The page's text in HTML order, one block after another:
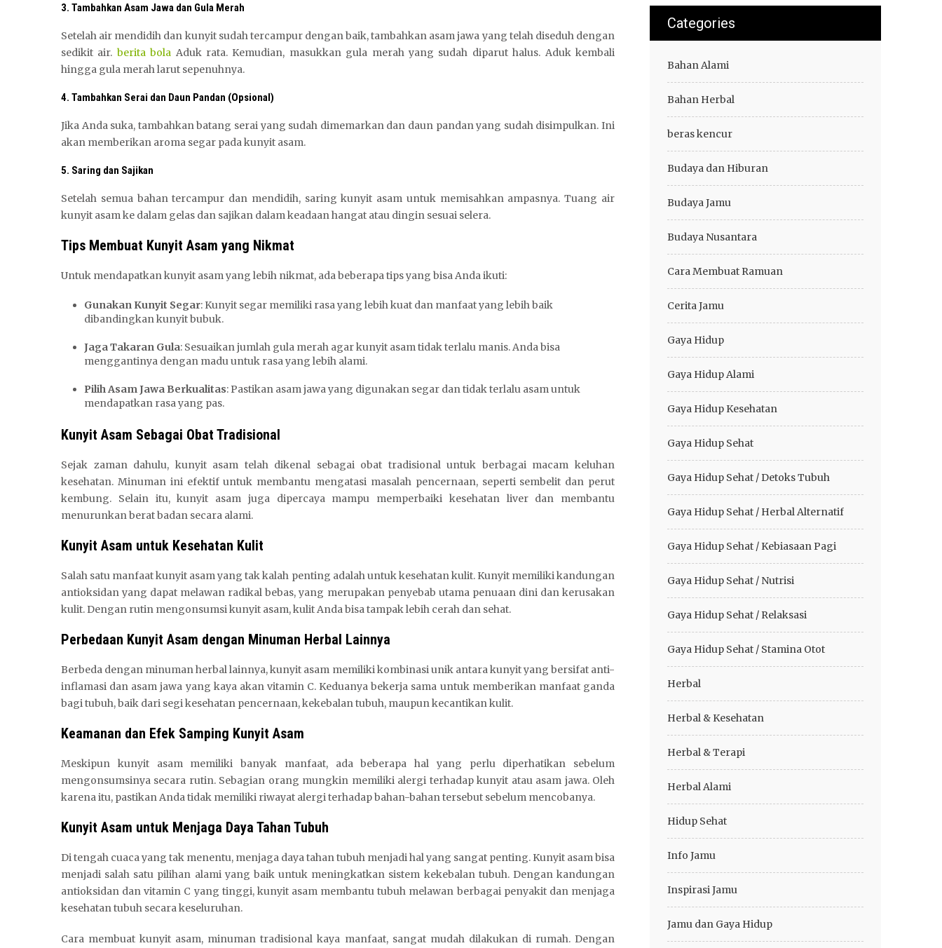
3. Tambahkan Asam Jawa dan Gula Merah
Setelah air mendidih dan kunyit sudah tercampur dengan baik, tambahkan asam jawa yang telah diseduh dengan
sedikit air. berita bola Aduk rata. Kemudian, masukkan gula merah yang sudah diparut halus. Aduk kembali
hingga gula merah larut sepenuhnya.
4. Tambahkan Serai dan Daun Pandan (Opsional)
Jika Anda suka, tambahkan batang serai yang sudah dimemarkan dan daun pandan yang sudah disimpulkan. Ini
akan memberikan aroma segar pada kunyit asam.
5. Saring dan Sajikan
Setelah semua bahan tercampur dan mendidih, saring kunyit asam untuk memisahkan ampasnya. Tuang air
kunyit asam ke dalam gelas dan sajikan dalam keadaan hangat atau dingin sesuai selera.
Tips Membuat Kunyit Asam yang Nikmat
Untuk mendapatkan kunyit asam yang lebih nikmat, ada beberapa tips yang bisa Anda ikuti:
Gunakan Kunyit Segar: Kunyit segar memiliki rasa yang lebih kuat dan manfaat yang lebih baik
dibandingkan kunyit bubuk.
Jaga Takaran Gula: Sesuaikan jumlah gula merah agar kunyit asam tidak terlalu manis. Anda bisa
menggantinya dengan madu untuk rasa yang lebih alami.
Pilih Asam Jawa Berkualitas: Pastikan asam jawa yang digunakan segar dan tidak terlalu asam untuk
mendapatkan rasa yang pas.
Kunyit Asam Sebagai Obat Tradisional
Sejak zaman dahulu, kunyit asam telah dikenal sebagai obat tradisional untuk berbagai macam keluhan
kesehatan. Minuman ini efektif untuk membantu mengatasi masalah pencernaan, seperti sembelit dan perut
kembung. Selain itu, kunyit asam juga dipercaya mampu memperbaiki kesehatan liver dan membantu
menurunkan berat badan secara alami.
Kunyit Asam untuk Kesehatan Kulit
Salah satu manfaat kunyit asam yang tak kalah penting adalah untuk kesehatan kulit. Kunyit memiliki kandungan
antioksidan yang dapat melawan radikal bebas, yang merupakan penyebab utama penuaan dini dan kerusakan
kulit. Dengan rutin mengonsumsi kunyit asam, kulit Anda bisa tampak lebih cerah dan sehat.
Perbedaan Kunyit Asam dengan Minuman Herbal Lainnya
Berbeda dengan minuman herbal lainnya, kunyit asam memiliki kombinasi unik antara kunyit yang bersifat anti-
inflamasi dan asam jawa yang kaya akan vitamin C. Keduanya bekerja sama untuk memberikan manfaat ganda
bagi tubuh, baik dari segi kesehatan pencernaan, kekebalan tubuh, maupun kecantikan kulit.
Keamanan dan Efek Samping Kunyit Asam
Meskipun kunyit asam memiliki banyak manfaat, ada beberapa hal yang perlu diperhatikan sebelum
mengonsumsinya secara rutin. Sebagian orang mungkin memiliki alergi terhadap kunyit atau asam jawa. Oleh
karena itu, pastikan Anda tidak memiliki riwayat alergi terhadap bahan-bahan tersebut sebelum mencobanya.
Kunyit Asam untuk Menjaga Daya Tahan Tubuh
Di tengah cuaca yang tak menentu, menjaga daya tahan tubuh menjadi hal yang sangat penting. Kunyit asam bisa
menjadi salah satu pilihan alami yang baik untuk meningkatkan sistem kekebalan tubuh. Dengan kandungan
antioksidan dan vitamin C yang tinggi, kunyit asam membantu tubuh melawan berbagai penyakit dan menjaga
kesehatan tubuh secara keseluruhan.
Cara membuat kunyit asam, minuman tradisional kaya manfaat, sangat mudah dilakukan di rumah. Dengan
Categories
Bahan Alami
Bahan Herbal
beras kencur
Budaya dan Hiburan
Budaya Jamu
Budaya Nusantara
Cara Membuat Ramuan
Cerita Jamu
Gaya Hidup
Gaya Hidup Alami
Gaya Hidup Kesehatan
Gaya Hidup Sehat
Gaya Hidup Sehat / Detoks Tubuh
Gaya Hidup Sehat / Herbal Alternatif
Gaya Hidup Sehat / Kebiasaan Pagi
Gaya Hidup Sehat / Nutrisi
Gaya Hidup Sehat / Relaksasi
Gaya Hidup Sehat / Stamina Otot
Herbal
Herbal & Kesehatan
Herbal & Terapi
Herbal Alami
Hidup Sehat
Info Jamu
Inspirasi Jamu
Jamu dan Gaya Hidup